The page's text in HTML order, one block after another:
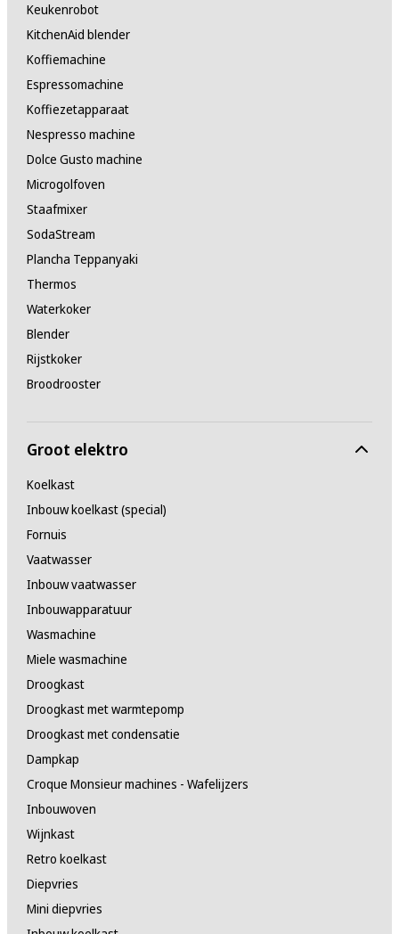
Keukenrobot
KitchenAid blender
Koffiemachine
Espressomachine
Koffiezetapparaat
Nespresso machine
Dolce Gusto machine
Microgolfoven
Staafmixer
SodaStream
Plancha Teppanyaki
Thermos
Waterkoker
Blender
Rijstkoker
Broodrooster
Groot elektro
Koelkast
Inbouw koelkast (special)
Fornuis
Vaatwasser
Inbouw vaatwasser
Inbouwapparatuur
Wasmachine
Miele wasmachine
Droogkast
Droogkast met warmtepomp
Droogkast met condensatie
Dampkap
Croque Monsieur machines - Wafelijzers
Inbouwoven
Wijnkast
Retro koelkast
Diepvries
Mini diepvries